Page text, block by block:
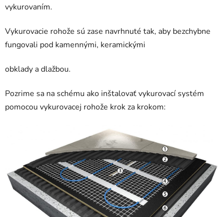
vykurovaním.
Vykurovacie rohože sú zase navrhnuté tak, aby bezchybne
fungovali pod kamennými, keramickými
obklady a dlažbou.
Pozrime sa na schému ako inštalovať vykurovací systém
pomocou vykurovacej rohože krok za krokom: